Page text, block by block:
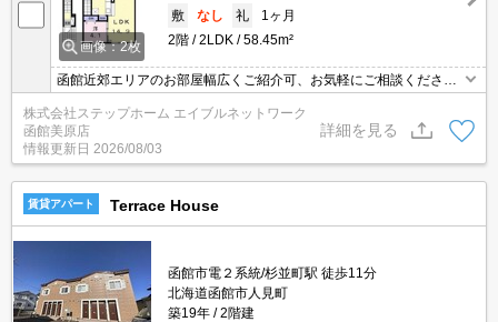
画像：2枚
敷
なし 礼
1ヶ月
2階
2LDK 58.45m²
函館近郊エリアのお部屋幅広くご紹介可、お気軽にご相談くださ
い。
株式会社ステップホーム エイブルネットワーク
函館美原店
情報更新日 2026/08/03
詳細を見る
賃貸アパート Terrace House
函館市電２系統/杉並町駅 徒歩11分
北海道函館市人見町
築19年
2階建